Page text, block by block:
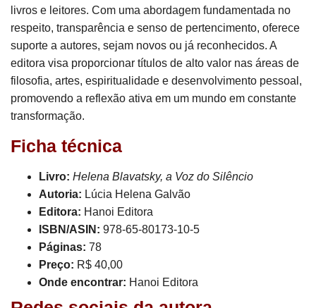
livros e leitores. Com uma abordagem fundamentada no
respeito, transparência e senso de pertencimento, oferece
suporte a autores, sejam novos ou já reconhecidos. A
editora visa proporcionar títulos de alto valor nas áreas de
filosofia, artes, espiritualidade e desenvolvimento pessoal,
promovendo a reflexão ativa em um mundo em constante
transformação.
Ficha técnica
Livro: Helena Blavatsky, a Voz do Silêncio
Autoria: Lúcia Helena Galvão
Editora: Hanoi Editora
ISBN/ASIN: 978-65-80173-10-5
Páginas: 78
Preço: R$ 40,00
Onde encontrar: Hanoi Editora